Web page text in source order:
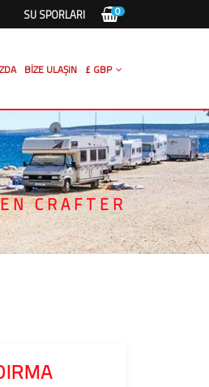
0
SU SPORLARI
BIZE ULAŞIN £ GBP
CRAFTER